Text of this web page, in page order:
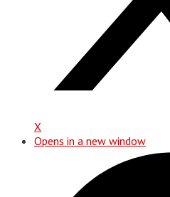
X
Opens in a new window